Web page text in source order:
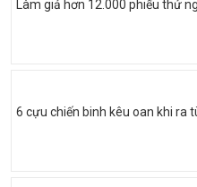
Làm giả hơn 12.000 phiếu thử
6 cựu chiến binh kêu oan khi ra